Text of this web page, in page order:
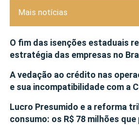
Mais notícias
O fim das isenções estaduais
estratégia das empresas no
A vedação ao crédito nas
e sua incompatibilidade com a
Lucro Presumido e a reforma
consumo: os R$ 78 milhões